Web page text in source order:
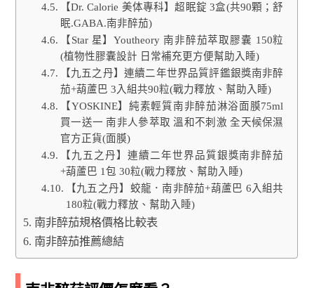
【Dr. Calorie 美体專科】超眠錠 3盒(共90顆；舒
眠.GABA.南非醉茄)
【Star 星】Youtheory 南非醉茄萃取膠囊 150粒
(植物性膠囊設計 日常補充更方便幫助入睡)
【九五之丹】連續二年世界品質評鑑銀獎南非醉
茄+葫蘆巴 3入組共90粒(戰力釋放、幫助入睡)
【YOSKINE】純素輕質南非醉茄淋浴面膜75ml
買一送一 南非人參萃取 溫和不刺激 全天候保濕
官方正貨(面膜)
【九五之丹】連續二年世界品質銀獎南非醉茄
+葫蘆巴 1包 30粒(戰力釋放、幫助入睡)
【九五之丹】蛟龍．南非醉茄+葫蘆巴 6入組共
180粒(戰力釋放、幫助入睡)
南非醉茄規格價格比較表
南非醉茄推薦總結